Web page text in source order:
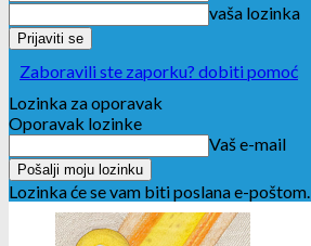
vaša lozinka
Zaboravili ste zaporku? dobiti pomoć
Lozinka za oporavak
Oporavak lozinke
Vaš e-mail
Lozinka će se vam biti poslana e-poštom.